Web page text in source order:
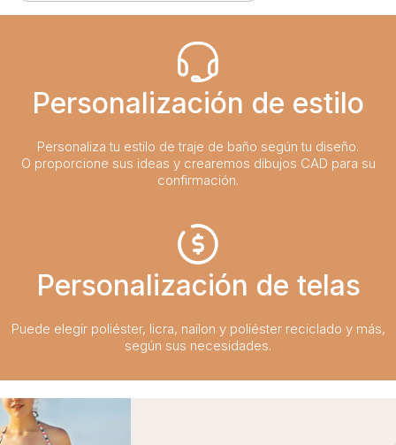
Personalización de estilo
Personaliza tu estilo de traje de baño según tu diseño.
O proporcione sus ideas y crearemos dibujos CAD para su
confirmación.
Personalización de telas
Puede elegir poliéster, licra, nailon y poliéster reciclado y más,
según sus necesidades.